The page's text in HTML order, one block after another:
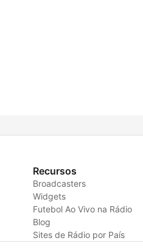
Recursos
Broadcasters
Widgets
Futebol Ao Vivo na Rádio
Blog
Sites de Rádio por País